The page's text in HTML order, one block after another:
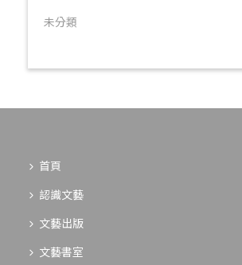
未分類
首頁
認識文藝
文藝出版
文藝書室